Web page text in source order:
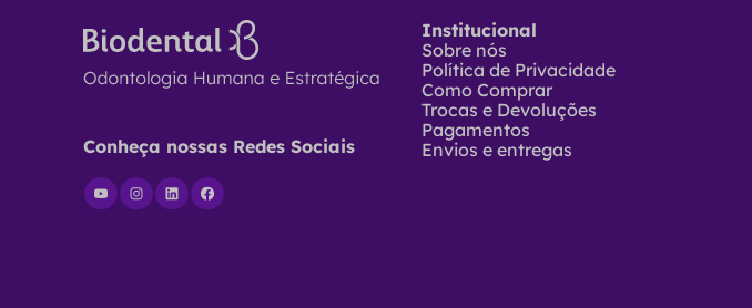
Conheça nossas Redes Sociais
Institucional
Sobre nós
Política de Privacidade
Como Comprar
Trocas e Devoluções
Pagamentos
Envios e entregas